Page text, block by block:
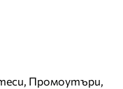
Промоутъри,